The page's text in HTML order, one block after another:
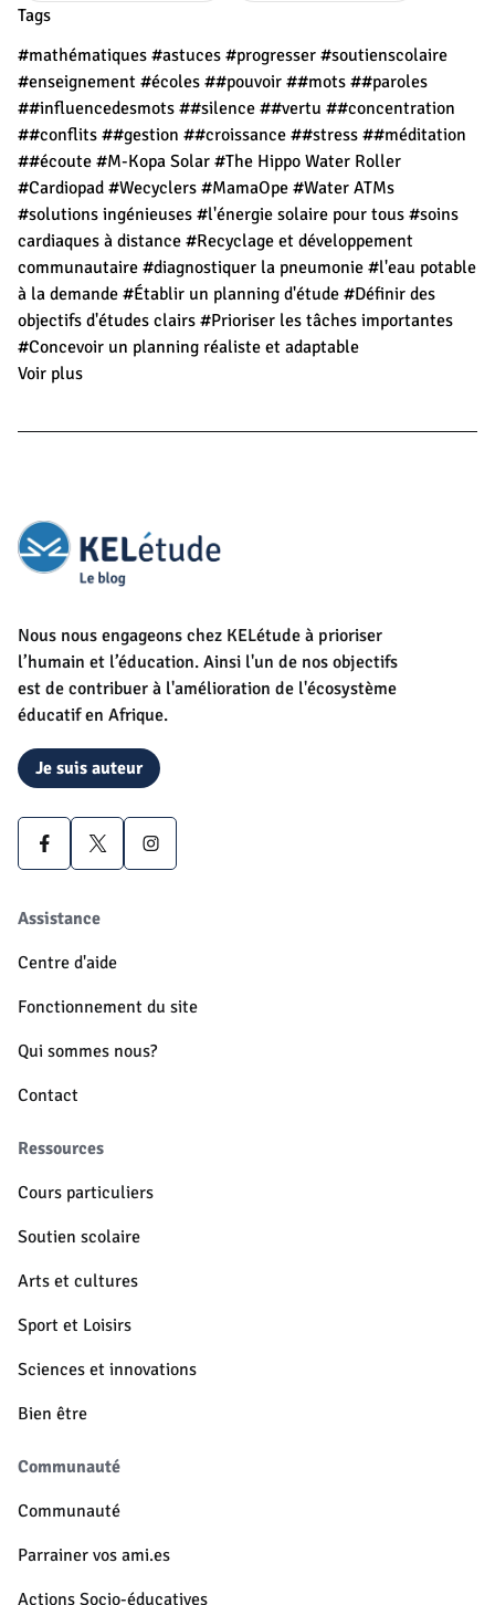
Tags
#mathématiques #astuces #progresser #soutienscolaire
#enseignement #écoles ##pouvoir ##mots ##paroles
##influencedesmots ##silence ##vertu ##concentration
##conflits ##gestion ##croissance ##stress ##méditation
##écoute #M-Kopa Solar #The Hippo Water Roller
#Cardiopad #Wecyclers #MamaOpe #Water ATMs
#solutions ingénieuses #l'énergie solaire pour tous #soins
cardiaques à distance #Recyclage et développement
communautaire #diagnostiquer la pneumonie #l'eau potable
à la demande #Établir un planning d'étude #Définir des
objectifs d'études clairs #Prioriser les tâches importantes
#Concevoir un planning réaliste et adaptable
Voir plus
Nous nous engageons chez KELétude à prioriser
l’humain et l’éducation. Ainsi l'un de nos objectifs
est de contribuer à l'amélioration de l'écosystème
éducatif en Afrique.
Je suis auteur
Assistance
Centre d'aide
Fonctionnement du site
Qui sommes nous?
Contact
Ressources
Cours particuliers
Soutien scolaire
Arts et cultures
Sport et Loisirs
Sciences et innovations
Bien être
Communauté
Communauté
Parrainer vos ami.es
Actions Socio-éducatives